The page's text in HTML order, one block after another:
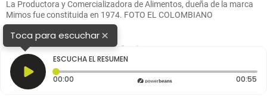
La Productora y Comercializadora de Alimentos, dueña de la marca
Mimos fue constituida en 1974. FOTO EL COLOMBIANO
Toca para escuchar×
ESCUCHA EL RESUMEN
00:00 Tiempo transcurrido: 0 segundos 00:55